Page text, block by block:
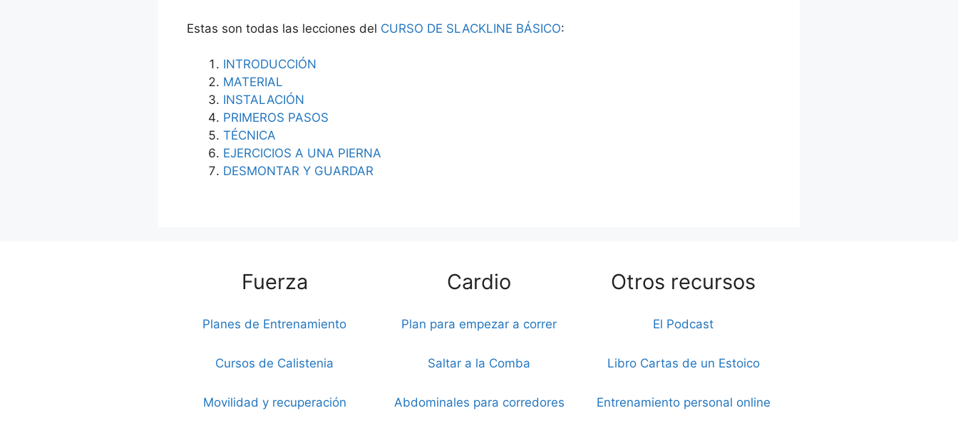
Estas son todas las lecciones del CURSO DE SLACKLINE BÁSICO:
INTRODUCCIÓN
MATERIAL
INSTALACIÓN
PRIMEROS PASOS
TÉCNICA
EJERCICIOS A UNA PIERNA
DESMONTAR Y GUARDAR
Fuerza
Planes de Entrenamiento
Cursos de Calistenia
Movilidad y recuperación
Cardio
Plan para empezar a correr
Saltar a la Comba
Abdominales para corredores
Otros recursos
El Podcast
Libro Cartas de un Estoico
Entrenamiento personal online